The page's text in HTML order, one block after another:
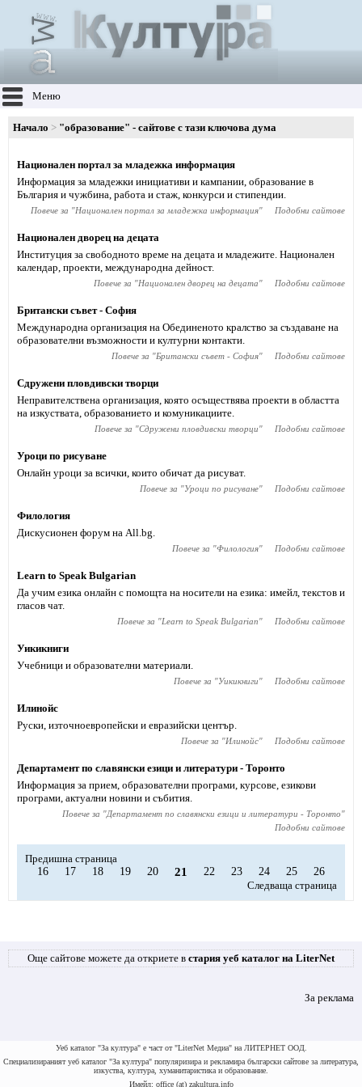
Меню
Начало "образование" - сайтове с тази ключова дума
Национален портал за младежка информация
Информация за младежки инициативи и кампании, образование в
България и чужбина, работа и стаж, конкурси и стипендии.
Повече за "Национален портал за младежка информация" Подобни сайтове
Национален дворец на децата
Институция за свободното време на децата и младежите. Национален
календар, проекти, международна дейност.
Повече за "Национален дворец на децата" Подобни сайтове
Британски съвет - София
Международна организация на Обединеното кралство за създаване на
образователни възможности и културни контакти.
Повече за "Британски съвет - София" Подобни сайтове
Сдружени пловдивски творци
Неправителствена организация, която осъществява проекти в областта
на изкуствата, образованието и комуникациите.
Повече за "Сдружени пловдивски творци" Подобни сайтове
Уроци по рисуване
Онлайн уроци за всички, които обичат да рисуват.
Повече за "Уроци по рисуване" Подобни сайтове
Филология
Дискусионен форум на All.bg.
Повече за "Филология" Подобни сайтове
Learn to Speak Bulgarian
Да учим езика онлайн с помощта на носители на езика: имейл, текстов и
гласов чат.
Повече за "Learn to Speak Bulgarian" Подобни сайтове
Уикикниги
Учебници и образователни материали.
Повече за "Уикикниги" Подобни сайтове
Илинойс
Руски, източноевропейски и евразийски център.
Повече за "Илинойс" Подобни сайтове
Департамент по славянски езици и литератури - Торонто
Информация за прием, образователни програми, курсове, езикови
програми, актуални новини и събития.
Повече за "Департамент по славянски езици и литератури - Торонто"
Подобни сайтове
Предишна страница
16
17 18 19 20 21 22 23 24 25
26
Следваща страница
Още сайтове можете да откриете в стария уеб каталог на LiterNet
За реклама
Уеб каталог "За култура" е част от "LiterNet Медиа" на ЛИТЕРНЕТ ООД.
Специализираният уеб каталог "За култура" популяризира и рекламира български сайтове за литература,
изкуства, култура, хуманитаристика и образование.
Имейл: office (at) zakultura.info